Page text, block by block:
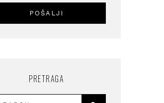
PRETRAGA